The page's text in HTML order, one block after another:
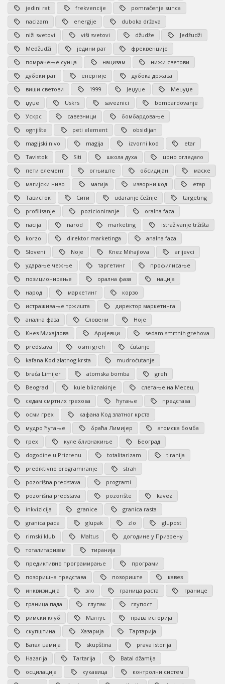
jedini rat
frekvencije
pomračenje sunca
nacizam
energije
duboka država
niži svetovi
viši svetovi džudže
Jedžudži
Medžudži
једини рат
фреквенције
помрачење сунца
нацизам
нижи светови
дубоки рат
енергије
дубока држава
виши светови
1999 Јеџуџе
Меџуџе
џуџе
Uskrs saveznici
bombardovanje
Ускрс
савезници
бомбардовање
ognjište
peti element
obsidijan
magijski nivo
magija izvorni kod
etar
Tavistok
Siti школа духа
црно огледало
пети елемент
огњиште обсидијан
маске
магијски ниво
магија изворни код
етар
Тависток
Сити udaranje čežnje
targeting
profilisanje
pozicioniranje
oralna faza
nacija
narod marketing
istraživanje tržišta
korzo
direktor marketinga
analna faza
Sloveni
Noje Knez Mihajlova
arijevci
ударање чежње
таргетинг
профилисање
позиционирање
орална фаза
нација
народ
маркетинг
корзо
истраживање тржишта
директор маркетинга
анална фаза
Словени
Ноје
Кнез Михајлова
Аријевци
sedam smrtnih grehova
predstava
osmi greh
ćutanje
kafana Kod zlatnog krsta
mudroćutanje
braća Limijer
atomska bomba
greh
Beograd
kule bliznakinje
слетање на Месец
седам смртних грехова
ћутање
представа
осми грех
кафана Код златног крста
мудро ћутање
браћа Лимијер
атомска бомба
грех
куле близнакиње
Београд
dogodine u Prizrenu
totalitarizam
tiranija
prediktivno programiranje
strah
pozorišna predstava
programi
pozorišna predstava
pozorište
kavez
inkvizicija
granice
granica rasta
granica pada
glupak zlo
glupost
rimski klub
Maltus
догодине у Призрену
тоталитаризам
тиранија
предиктивно програмирање
програми
позоришна представа
позориште
кавез
инквизиција
зло граница раста
границе
граница пада
глупак
глупост
римски клуб
Малтус
права историја
скупштина
Хазарија
Тартарија
Батал џамија
skupština
prava istorija
Hazarija
Tartarija
Batal džamija
осцилација
кукавица
контролни систем